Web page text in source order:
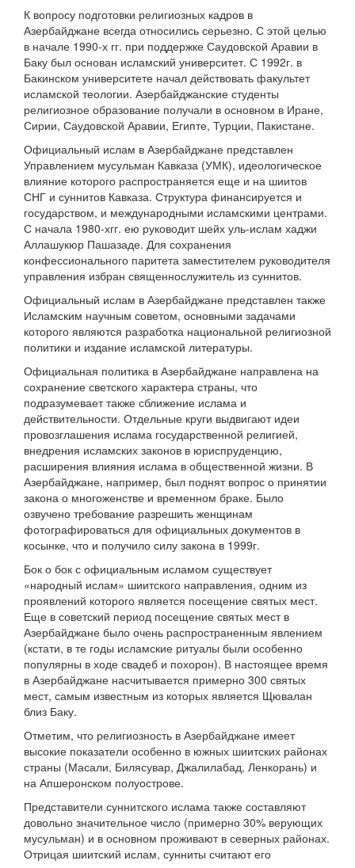
К вопросу подготовки религиозных кадров в
Азербайджане всегда относились серьезно. С этой целью
в начале 1990-х гг. при поддержке Саудовской Аравии в
Баку был основан исламский университет. С 1992г. в
Бакинском университете начал действовать факультет
исламской теологии. Азербайджанские студенты
религиозное образование получали в основном в Иране,
Сирии, Саудовской Аравии, Египте, Турции, Пакистане.
Официальный ислам в Азербайджане представлен
Управлением мусульман Кавказа (УМК), идеологическое
влияние которого распространяется еще и на шиитов
СНГ и суннитов Кавказа. Структура финансируется и
государством, и международными исламскими центрами.
С начала 1980-хгг. ею руководит шейх уль-ислам хаджи
Аллашукюр Пашазаде. Для сохранения
конфессионального паритета заместителем руководителя
управления избран священнослужитель из суннитов.
Официальный ислам в Азербайджане представлен также
Исламским научным советом, основными задачами
которого являются разработка национальной религиозной
политики и издание исламской литературы.
Официальная политика в Азербайджане направлена на
сохранение светского характера страны, что
подразумевает также сближение ислама и
действительности. Отдельные круги выдвигают идеи
провозглашения ислама государственной религией,
внедрения исламских законов в юриспруденцию,
расширения влияния ислама в общественной жизни. В
Азербайджане, например, был поднят вопрос о принятии
закона о многоженстве и временном браке. Было
озвучено требование разрешить женщинам
фотографироваться для официальных документов в
косынке, что и получило силу закона в 1999г.
Бок о бок с официальным исламом существует
«народный ислам» шиитского направления, одним из
проявлений которого является посещение святых мест.
Еще в советский период посещение святых мест в
Азербайджане было очень распространенным явлением
(кстати, в те годы исламские ритуалы были особенно
популярны в ходе свадеб и похорон). В настоящее время
в Азербайджане насчитывается примерно 300 святых
мест, самым известным из которых является Щювалан
близ Баку.
Отметим, что религиозность в Азербайджане имеет
высокие показатели особенно в южных шиитских районах
страны (Масали, Билясувар, Джалилабад, Ленкорань) и
на Апшеронском полуострове.
Представители суннитского ислама также составляют
довольно значительное число (примерно 30% верующих
мусульман) и в основном проживают в северных районах.
Отрицая шиитский ислам, сунниты считают его